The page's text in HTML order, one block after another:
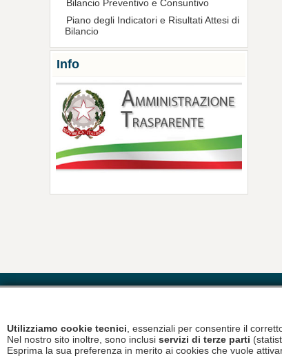
Bilancio Preventivo e Consuntivo
Piano degli Indicatori e Risultati Attesi di
Bilancio
Info
Copyright © 2026 A.T.C. Chietino Lancianese - P.Iva
Utilizziamo cookie tecnici , essenziali per consentire il
Nel nostro sito inoltre, sono inclusi servizi di terze parti
Esprima la sua preferenza in merito ai cookies che vuole